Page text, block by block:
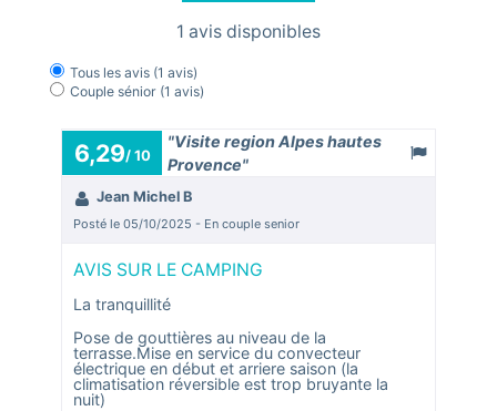
1 avis disponibles
Tous les avis (1 avis)
Couple sénior (1 avis)
6,29/ 10
"Visite region Alpes hautes
Provence"
Jean Michel B
Posté le 05/10/2025 - En couple senior
AVIS SUR LE CAMPING
La tranquillité
Pose de gouttières au niveau de la
terrasse.Mise en service du convecteur
électrique en début et arriere saison (la
climatisation réversible est trop bruyante la
nuit)